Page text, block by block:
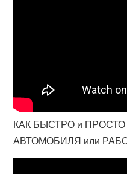
КАК БЫСТРО и ПРОСТО
АВТОМОБИЛЯ или